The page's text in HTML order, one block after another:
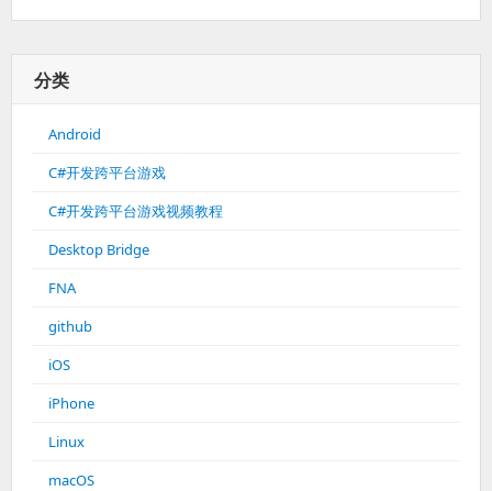
分类
Android
C#开发跨平台游戏
C#开发跨平台游戏视频教程
Desktop Bridge
FNA
github
iOS
iPhone
Linux
macOS